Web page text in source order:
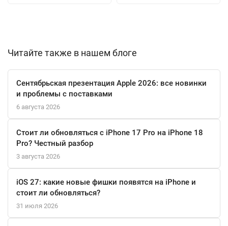
Читайте также в нашем блоге
Сентябрьская презентация Apple 2026: все новинки
и проблемы с поставками
6 августа 2026
Стоит ли обновляться с iPhone 17 Pro на iPhone 18
Pro? Честный разбор
3 августа 2026
iOS 27: какие новые фишки появятся на iPhone и
стоит ли обновляться?
31 июля 2026